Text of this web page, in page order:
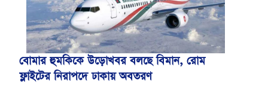
বোমার হুমকিকে উড়োখবর বলছে বিমান, রোম
ফ্লাইটের নিরাপদে ঢাকায় অবতরণ